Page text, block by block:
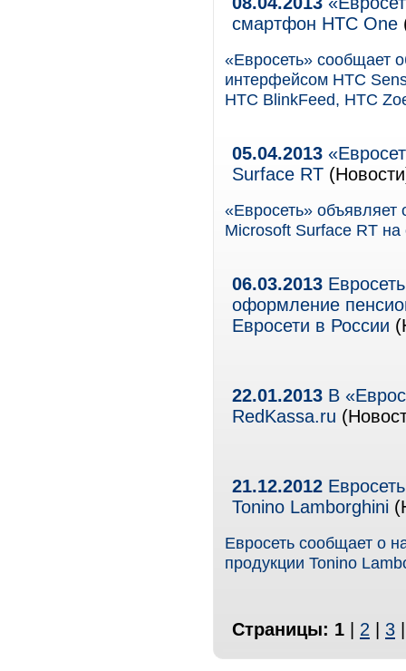
смартфон HTC One
«Евросеть» сообщает
интерфейсом HTC
HTC BlinkFeed, HTC
05.04.2013
Surface RT
«Евросеть»
Microsoft Surface RT
06.03.2013
оформление
Евросети в России
22.01.2013 В
RedKassa.ru
21.12.2012
Tonino Lamborghini
Евросеть сообщает о
продукции Tonino
Страницы: 1 2 3